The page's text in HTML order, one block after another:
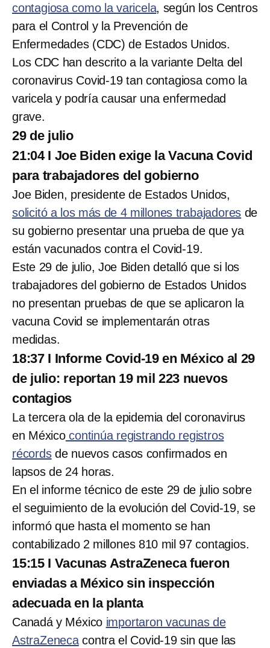
contagiosa como la varicela, según los Centros
para el Control y la Prevención de
Enfermedades (CDC) de Estados Unidos.
Los CDC han descrito a la variante Delta del
coronavirus Covid-19 tan contagiosa como la
varicela y podría causar una enfermedad
grave.
29 de julio
21:04 I Joe Biden exige la Vacuna Covid
para trabajadores del gobierno
Joe Biden, presidente de Estados Unidos,
solicitó a los más de 4 millones trabajadores de
su gobierno presentar una prueba de que ya
están vacunados contra el Covid-19.
Este 29 de julio, Joe Biden detalló que si los
trabajadores del gobierno de Estados Unidos
no presentan pruebas de que se aplicaron la
vacuna Covid se implementarán otras
medidas.
18:37 I Informe Covid-19 en México al 29
de julio: reportan 19 mil 223 nuevos
contagios
La tercera ola de la epidemia del coronavirus
en Méxicocontinúa registrando registros
récordsde nuevos casos confirmados en
lapsos de 24 horas.
En el informe técnico de este 29 de julio sobre
el seguimiento de la evolución del Covid-19, se
informó que hasta el momento se han
contabilizado 2 millones 810 mil 97 contagios.
15:15 I Vacunas AstraZeneca fueron
enviadas a México sin inspección
adecuada en la planta
Canadá y México importaron vacunas de
AstraZenecacontra el Covid-19 sin que las